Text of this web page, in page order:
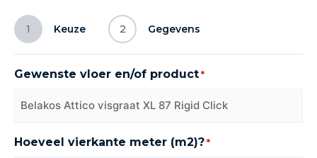
1 Keuze 2 Gegevens
Gewenste vloer en/of product *
Hoeveel vierkante meter (m2)? *